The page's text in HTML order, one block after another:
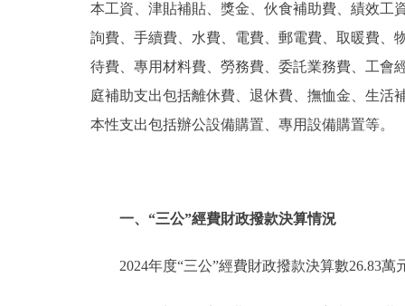
本工資、津貼補貼、獎金、伙食補助費、績效工
詢費、手續費、水費、電費、郵電費、取暖費、
待費、專用材料費、勞務費、委託業務費、工會
庭補助支出包括離休費、退休費、撫恤金、生活
本性支出包括辦公設備購置、專用設備購置等。
一、“三公”經費財政撥款決算情況
2024年度“三公”經費財政撥款決算數26.83